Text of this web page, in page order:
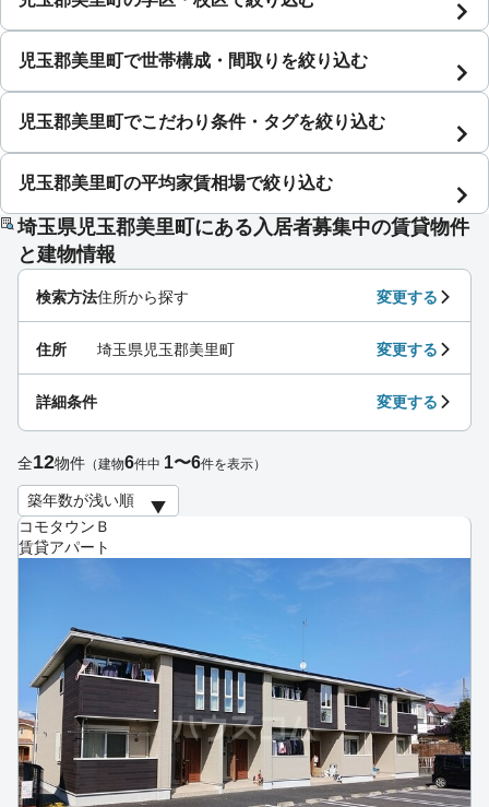
児玉郡美里町で世帯構成・間取りを絞り込む
児玉郡美里町でこだわり条件・タグを絞り込む
児玉郡美里町の平均家賃相場で絞り込む
埼玉県児玉郡美里町にある入居者募集中の賃貸物件
と建物情報
コモタウンＢ
賃貸アパート
検索方法住所から探す 変更する
住所 埼玉県児玉郡美里町 変更する
詳細条件 変更する
全12物件 （建物6件中 1〜6件を表示）